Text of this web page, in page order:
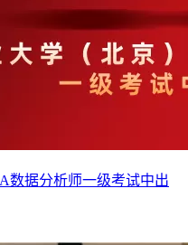
数据分析师一级考试中出